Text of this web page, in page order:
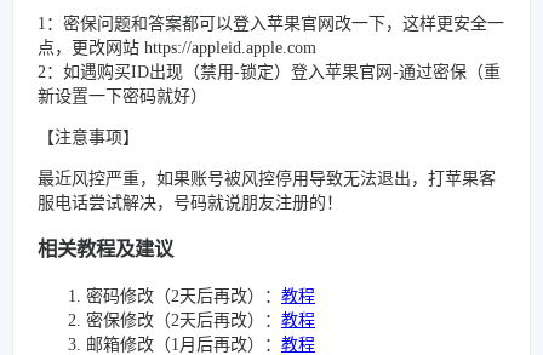
1：密保问题和答案都可以登入苹果官网改一下，这样更安全一
点，更改网站 https://appleid.apple.com
2：如遇购买ID出现（禁用-锁定）登入苹果官网-通过密保（重
新设置一下密码就好）
【注意事项】
最近风控严重，如果账号被风控停用导致无法退出，打苹果客
服电话尝试解决，号码就说朋友注册的！
相关教程及建议
密码修改（2天后再改）： 教程
密保修改（2天后再改）： 教程
邮箱修改（1月后再改）： 教程